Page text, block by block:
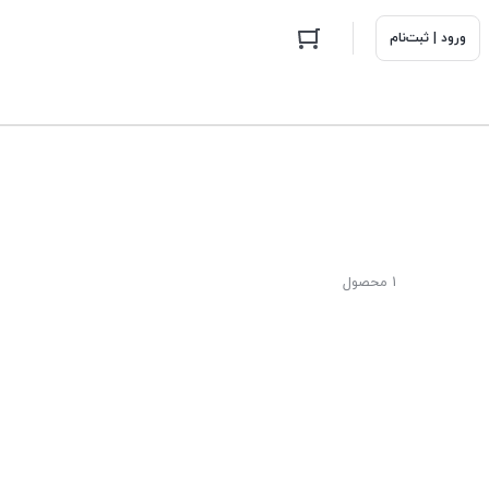
ورود | ثبت‌نام
1 محصول